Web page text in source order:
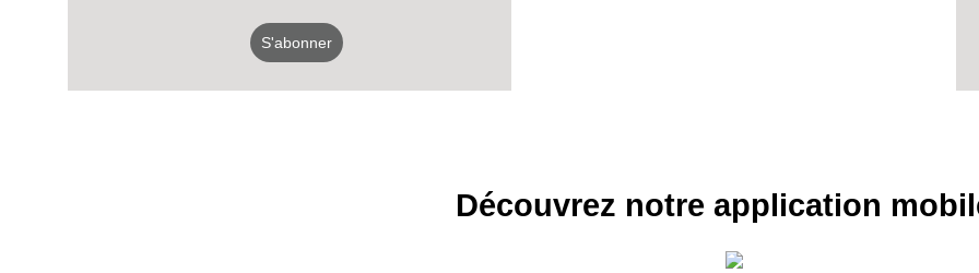
INSCRIPTION
S'abonner
Découvrez notre application